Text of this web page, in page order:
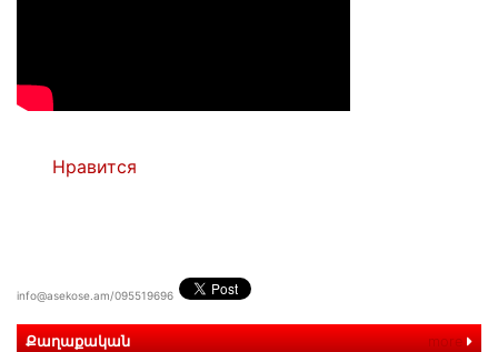
Нравится
info@asekose.am/095519696
Քաղաքական more